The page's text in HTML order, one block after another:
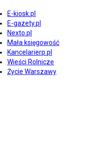
E-kiosk.pl
E-gazety.pl
Nexto.pl
Mała księgowość
Kancelarierp.pl
Wieści Rolnicze
Życie Warszawy